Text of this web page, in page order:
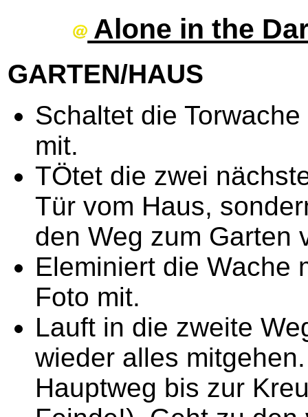
Alone in the
GARTEN/HAUS
Schaltet die
mit.
TÖtet die zwei
Tür vom Haus,
den Weg zum Garten
Eleminiert die Wache
Foto mit.
Lauft in die zweite
wieder alles
Hauptweg bis zur